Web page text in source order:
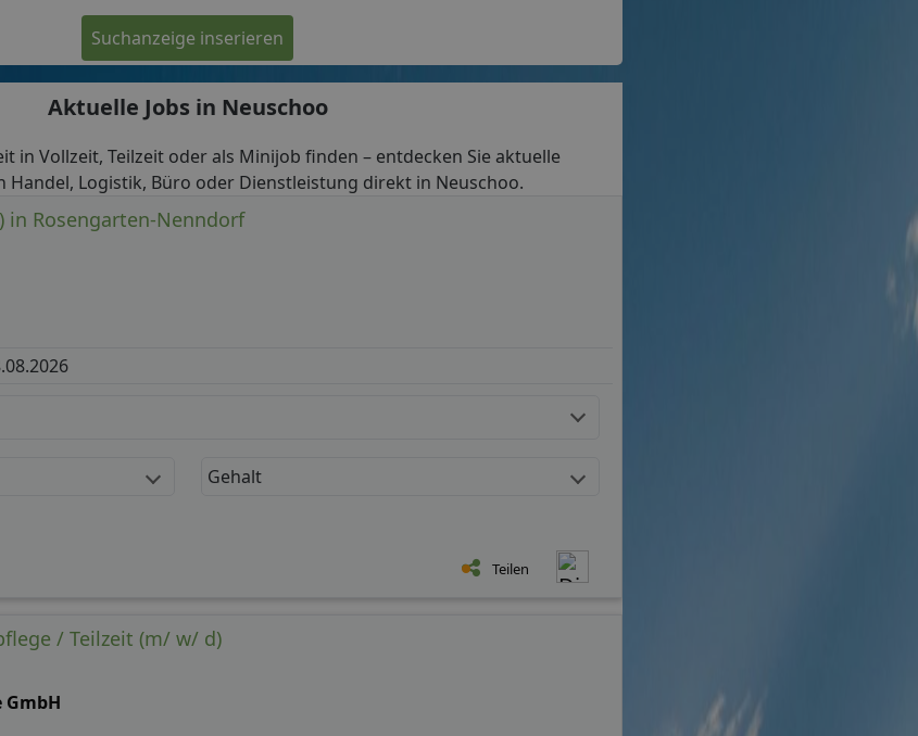
Suchanzeige inserieren
Aktuelle Jobs in Neuschoo
in Vollzeit, Teilzeit oder als Minijob finden – entdecken Sie aktuelle
Handel, Logistik, Büro oder Dienstleistung direkt in Neuschoo.
in Rosengarten-Nenndorf
Gehalt
Teilen
/ Teilzeit (m/ w/ d)
GmbH